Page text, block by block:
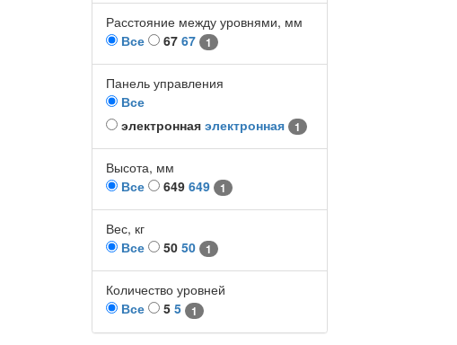
Расстояние между уровнями, мм
Все
67 67 1
Панель управления
Все
электронная электронная 1
Высота, мм
Все
649 649 1
Вес, кг
Все
50 50 1
Количество уровней
Все
5 5 1